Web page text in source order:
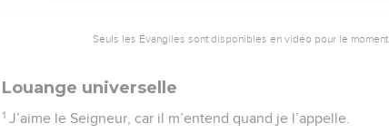
Seuls les Évangiles sont disponibles en vidéo pour le moment.
Louange universelle
1 J’aime le Seigneur, car il m’entend quand je l’appelle.